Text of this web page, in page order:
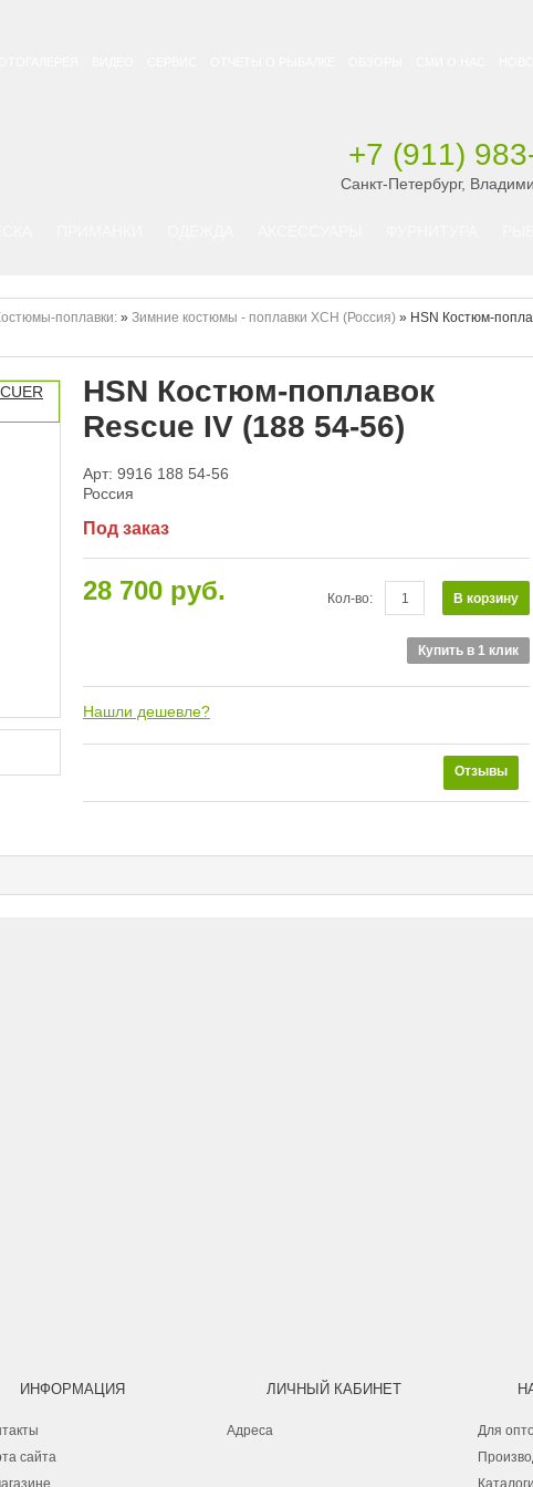
+7 (911)
Санкт-Петербург,
поплавки: » Зимние костюмы - поплавки ХСН (Россия) » HSN Костюм-
HSN Костюм-поплавок
Rescue IV (188 54-56)
Арт: 9916 188 54-56
Россия
Под заказ
28 700 руб. В корзину
Кол-во:
Купить в 1 клик
Нашли дешевле?
Отзывы
ИНФОРМАЦИЯ
сайта
ЛИЧНЫЙ КАБИНЕТ
Адреса
Для
Каталоги